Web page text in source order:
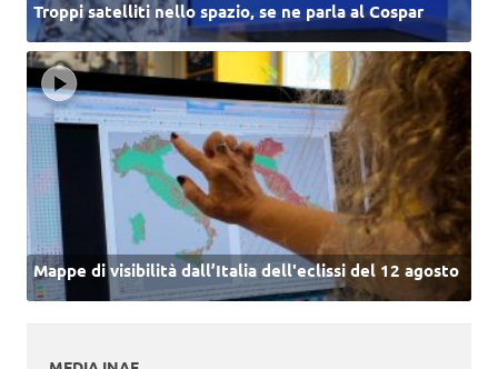
Troppi satelliti nello spazio, se ne parla al Cospar
Mappe di visibilità dall’Italia dell'eclissi del 12 agosto